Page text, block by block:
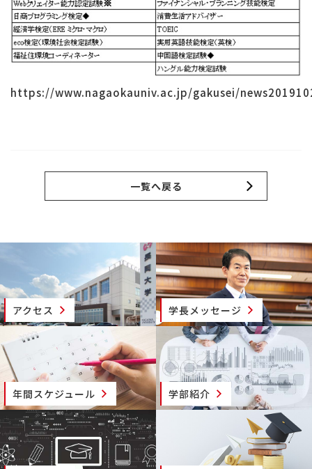
https://www.nagaokauniv.ac.jp/gakusei/
一覧へ戻る
アクセス 学長メッセージ
年間スケジュール 学部紹介